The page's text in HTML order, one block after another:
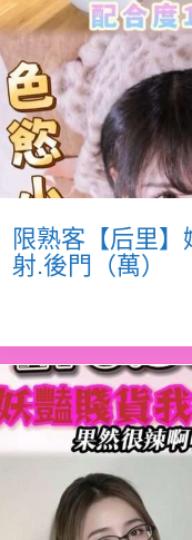
限熟客【后里】
射.後門（萬）